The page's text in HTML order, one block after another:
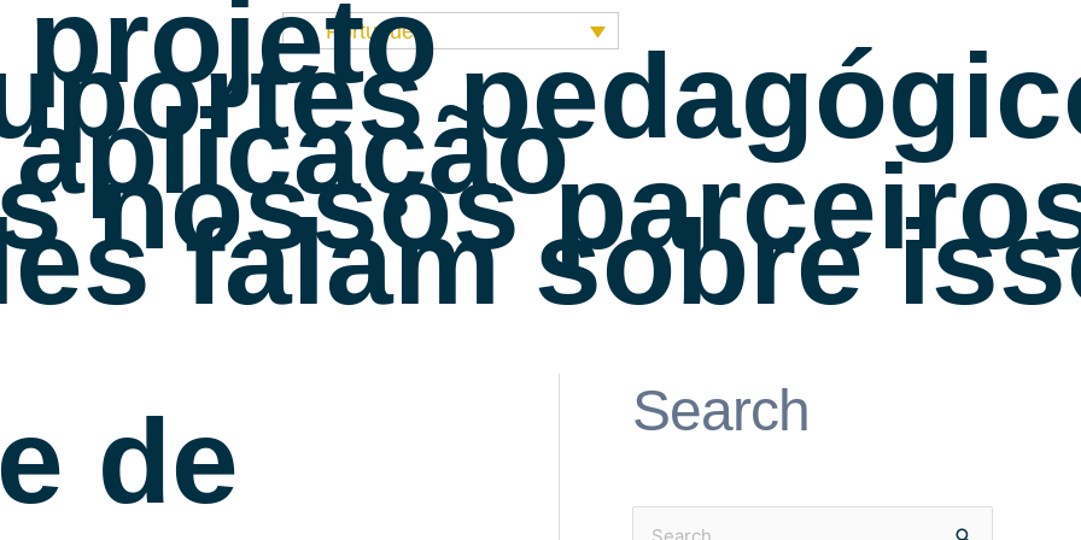
projeto
nossos
falam sobre
Português
de
Search